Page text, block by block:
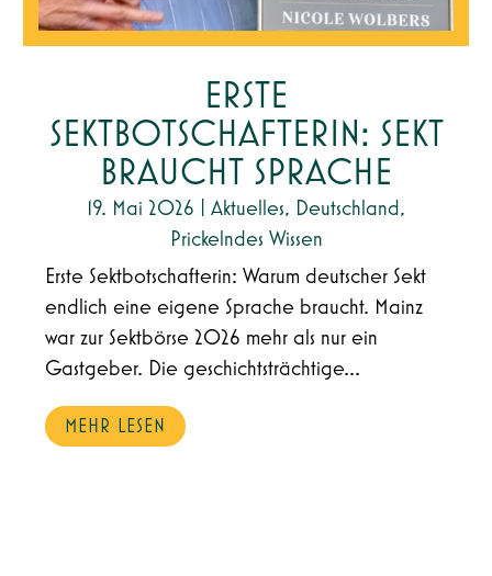
ERSTE
SEKTBOTSCHAFTERIN: SEKT
BRAUCHT SPRACHE
19. Mai 2026 Aktuelles, Deutschland ,
Prickelndes Wissen
Erste Sektbotschafterin: Warum deutscher Sekt
endlich eine eigene Sprache braucht. Mainz
war zur Sektbörse 2026 mehr als nur ein
Gastgeber. Die geschichtsträchtige...
MEHR LESEN